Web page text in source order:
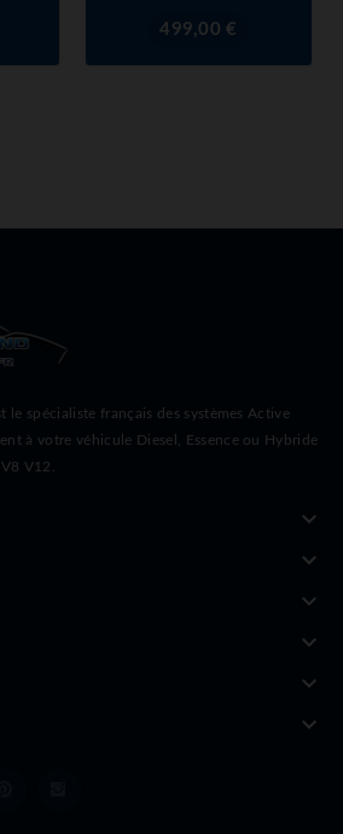
Prix
499,00 €
le spécialiste français des systèmes Active
à votre véhicule Diesel, Essence ou Hybride
V12.
keyboard_arrow_down
keyboard_arrow_down
keyboard_arrow_down
keyboard_arrow_down
keyboard_arrow_down
keyboard_arrow_down